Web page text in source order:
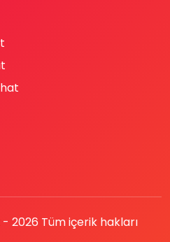
- 2026 Tüm içerik hakları